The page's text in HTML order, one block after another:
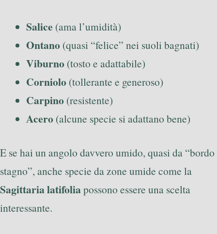
Salice (ama l’umidità)
Ontano (quasi “felice” nei suoli bagnati)
Viburno (tosto e adattabile)
Corniolo (tollerante e generoso)
Carpino (resistente)
Acero (alcune specie si adattano bene)
E se hai un angolo davvero umido, quasi da “bordo
stagno”, anche specie da zone umide come la
Sagittaria latifoliapossono essere una scelta
interessante.